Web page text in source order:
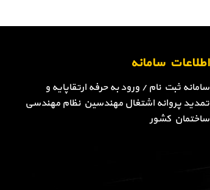
اطلاعات سامانه
سامانه ثبت نام / ورود به حرفه ارتقاپایه و
تمدید پروانه اشتغال مهندسین نظام مهندسی
ساختمان کشور